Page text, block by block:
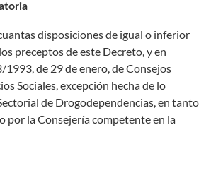
disposiciones de igual o inferior
preceptos de este Decreto, y en
1993, de 29 de enero, de Consejos
Sociales, excepción hecha de lo
de Drogodependencias, en tanto
por la Consejería competente en la